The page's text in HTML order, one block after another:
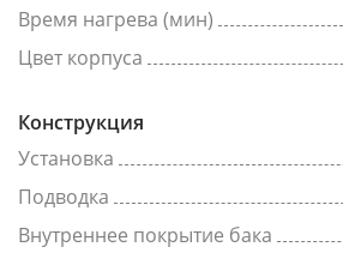
Время нагрева (мин)
Цвет корпуса
Конструкция
Установка
Подводка
Внутреннее покрытие бака